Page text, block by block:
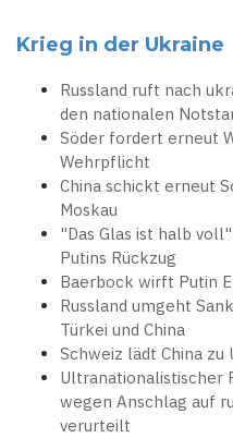
Krieg in der Ukraine
Russland ruft nach
den nationalen
Söder fordert erneut
Wehrpflicht
China schickt erneut
Moskau
"Das Glas ist halb
Putins Rückzug
Baerbock wirft Putin
Russland umgeht
Türkei und China
Schweiz lädt China
Ultranationalistischer
wegen Anschlag auf
verurteilt